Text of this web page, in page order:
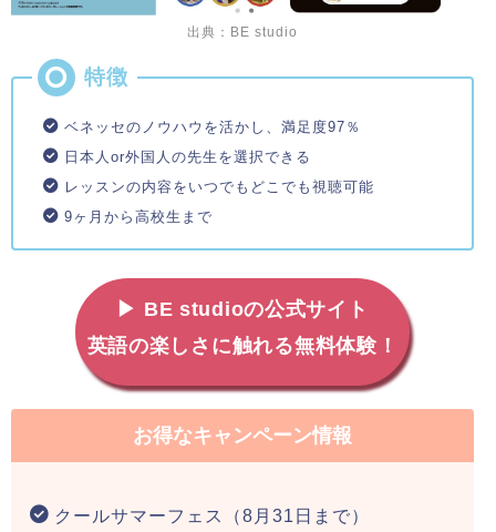
出典：BE studio
ベネッセのノウハウを活かし、満足度97％
日本人or外国人の先生を選択できる
レッスンの内容をいつでもどこでも視聴可能
9ヶ月から高校生まで
▶ BE studioの公式サイト
英語の楽しさに触れる無料体験！
お得なキャンペーン情報
クールサマーフェス（8月31日まで）